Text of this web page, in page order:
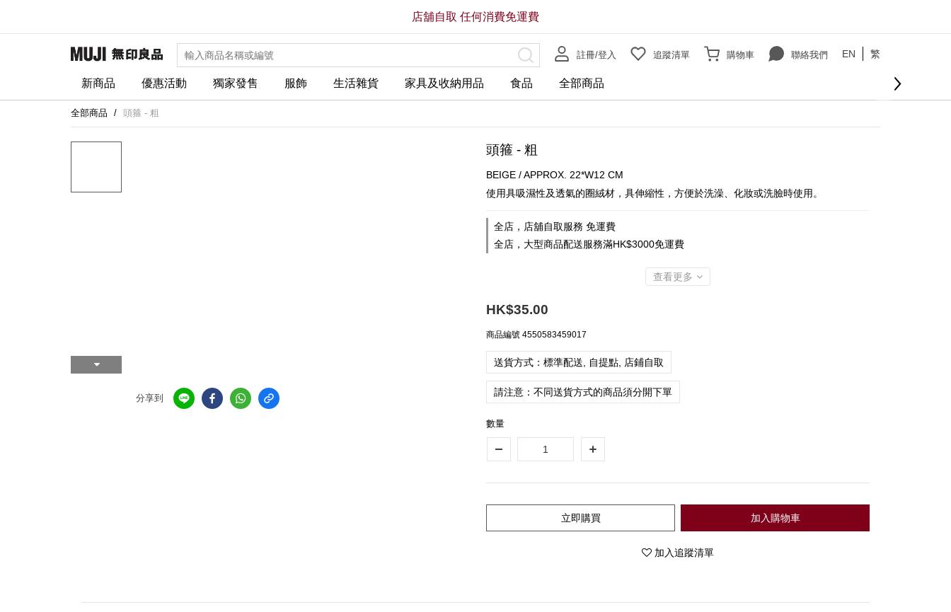
註冊/登入 追蹤清單 購物車 聯絡我們 EN 繁
新商品 優惠活動 獨家發售 服飾 生活雜貨 家具及收納用品 食品 全部商品
店舖自取 任何消費免運費
全部商品 頭箍 - 粗
分享到
頭箍 - 粗
BEIGE / APPROX. 22*W12 CM
使用具吸濕性及透氣的圈絨材，具伸縮性，方便於洗澡、化妝或洗臉時使用。
全店，店舖自取服務 免運費
全店，大型商品配送服務滿HK$3000免運費
查看更多
HK$35.00
商品編號 4550583459017
送貨方式：標準配送, 自提點, 店鋪自取
請注意：不同送貨方式的商品須分開下單
數量
加入購物車
立即購買
加入追蹤清單